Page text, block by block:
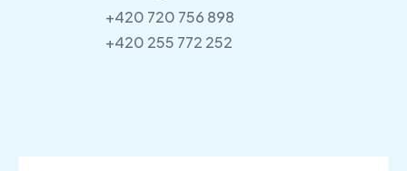
+420 720 756 898
+420 255 772 252